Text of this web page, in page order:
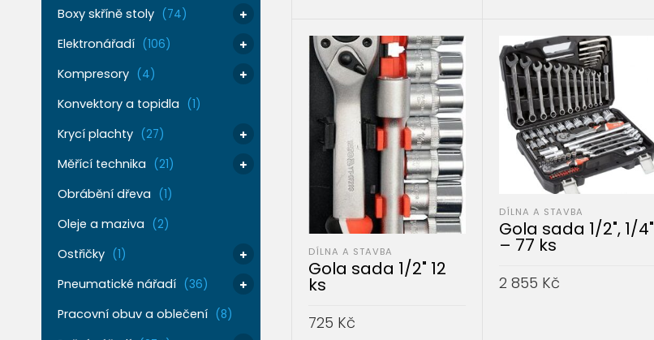
Boxy skříně stoly (74)
Elektronářadí (106)
Kompresory (4)
Konvektory a topidla (1)
Krycí plachty (27)
Měřící technika (21)
Obrábění dřeva (1)
Oleje a maziva (2)
Ostřičky (1)
Pneumatické nářadí (36)
Pracovní obuv a oblečení (8)
DÍLNA A STAVBA
Gola sada 1/2" 12
ks
725 Kč
DÍLNA A STAVBA
Gola sada 1/2", 1/4"
– 77 ks
2 855 Kč